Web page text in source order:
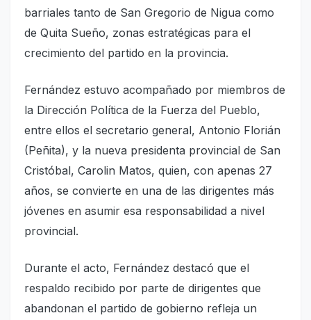
barriales tanto de San Gregorio de Nigua como
de Quita Sueño, zonas estratégicas para el
crecimiento del partido en la provincia.
Fernández estuvo acompañado por miembros de
la Dirección Política de la Fuerza del Pueblo,
entre ellos el secretario general, Antonio Florián
(Peñita), y la nueva presidenta provincial de San
Cristóbal, Carolin Matos, quien, con apenas 27
años, se convierte en una de las dirigentes más
jóvenes en asumir esa responsabilidad a nivel
provincial.
Durante el acto, Fernández destacó que el
respaldo recibido por parte de dirigentes que
abandonan el partido de gobierno refleja un